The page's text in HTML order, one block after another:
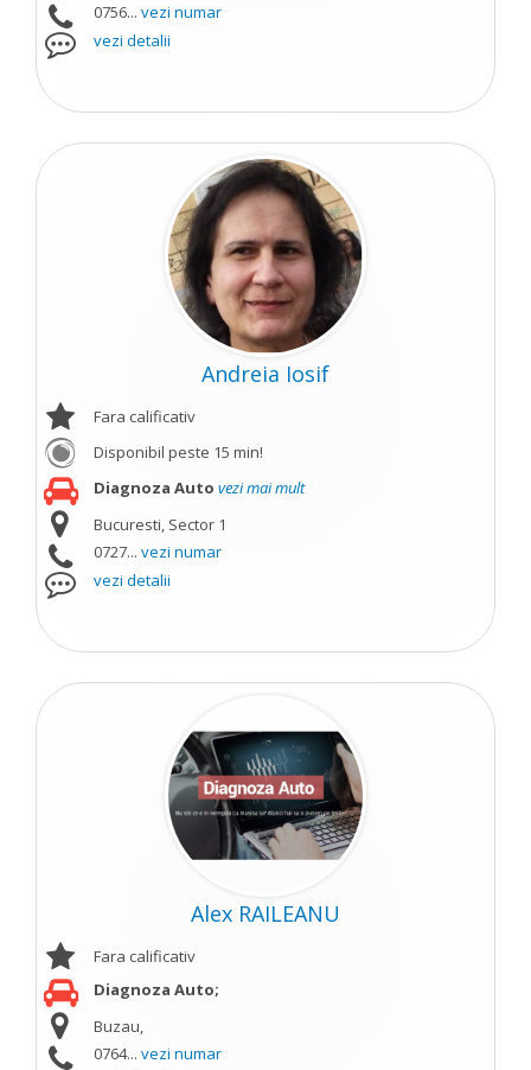
0756... vezi numar
vezi detalii
Andreia Iosif
Fara calificativ
Disponibil peste 15 min!
Diagnoza Auto vezi mai mult
Bucuresti, Sector 1
0727... vezi numar
vezi detalii
Alex RAILEANU
Fara calificativ
Diagnoza Auto;
Buzau,
0764... vezi numar